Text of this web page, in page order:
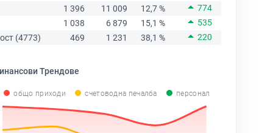
1 396
11 009 12,7 %
774
1 038
6 879 15,1 %
535
(4773)
469 1 231 38,1 % 220
Трендове
общо приходи счетоводна печалба персонал